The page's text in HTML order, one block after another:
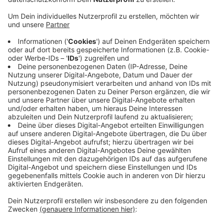
L350 unterwegs, als ihm ein Porsche auf seiner
Fahrbahn entgegenkam. Obwohl der 26-Jährige noch
versuchte auszuweichen, kam es zu einem
Zusammenstoß. Sein Auto überschlug sich und
landete auf dem Dach in einem Grünstreifen.
Ersthelfer konnten ihm aus dem Wagen helfen. Der
Porschefahrer flüchtete erst zu Fuß von der
Unfallstelle. Einen Tag später hat er sich laut Polizei
dann auf der Polizeiwache in Gummersbach gemeldet
und den Unfall aus seiner Sicht beschrieben. Die
Ermittlungen laufen weiter.
Anzeige